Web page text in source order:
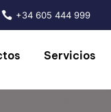
+34 605 444 999
Servicios